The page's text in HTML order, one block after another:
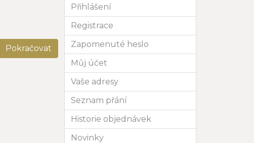
Pokračovat
Přihlášení
Registrace
Zapomenuté heslo
Můj účet
Vaše adresy
Seznam přání
Historie objednávek
Novinky